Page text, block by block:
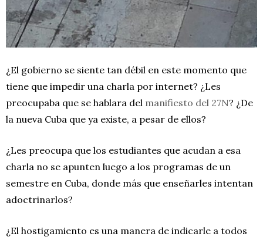
¿El gobierno se siente tan débil en este momento que
tiene que impedir una charla por internet? ¿Les
preocupaba que se hablara del manifiesto del 27N? ¿De
la nueva Cuba que ya existe, a pesar de ellos?
¿Les preocupa que los estudiantes que acudan a esa
charla no se apunten luego a los programas de un
semestre en Cuba, donde más que enseñarles intentan
adoctrinarlos?
¿El hostigamiento es una manera de indicarle a todos